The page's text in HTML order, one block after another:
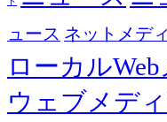
ュース ネットメデ
ローカル
ウェブメデ